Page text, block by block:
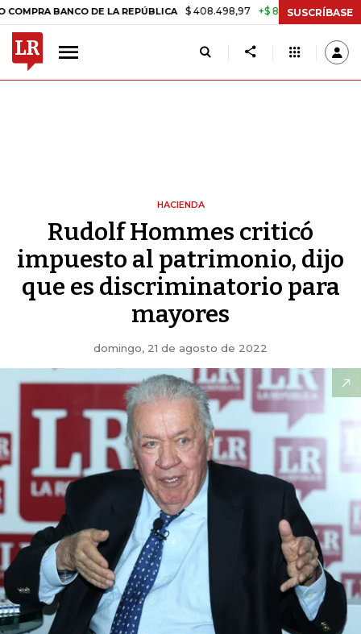
BANCO DE LA REPÚBLICA $ 408.498,97 +$ 8.753,81 +2,19% TASA
SUSCRÍBASE
HACIENDA
Rudolf Hommes criticó
impuesto al patrimonio, dijo
que es discriminatorio para
mayores
domingo, 21 de agosto de 2022